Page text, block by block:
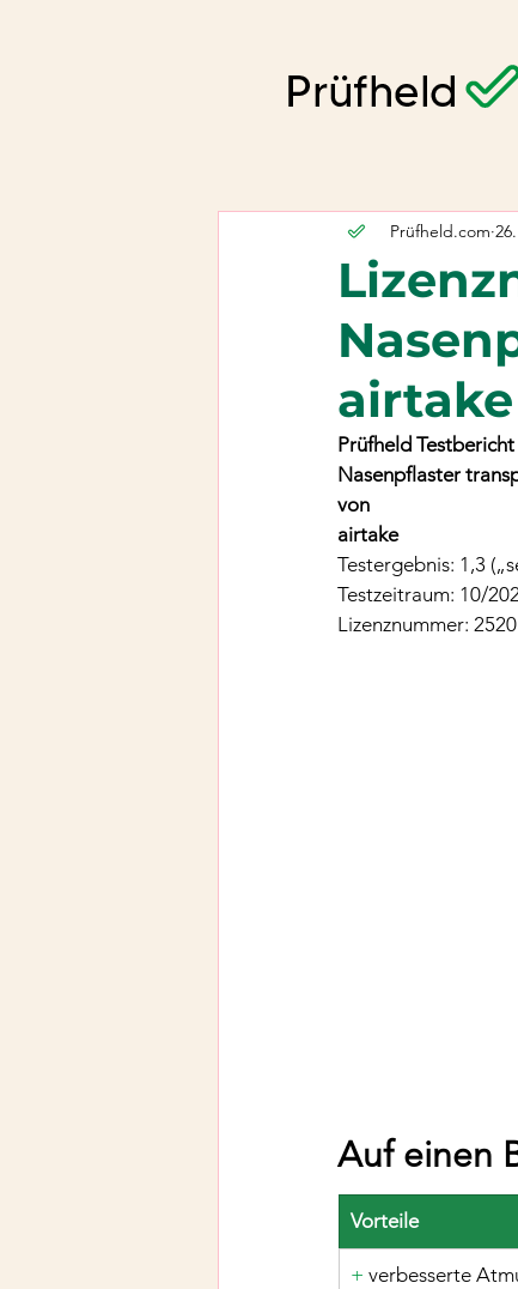
airtake
Prüfheld.com
Prüfheld
Nasenpflaster
von
airtake
Testergebnis: 1,3
Testzeitraum: 10/
Lizenznummer:
Auf einen
Vorteile
+ verbesserte